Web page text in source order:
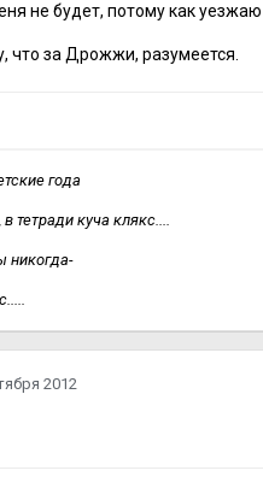
не будет, потому как
что за Дрожжи, разумеется.
года
тетради куча клякс....
никогда-
2012